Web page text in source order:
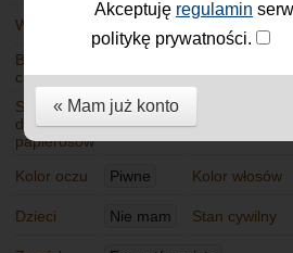
Wiek
Budowa
ciała
Stosunek
do
papierosów
Nie palę
alkoholu
Kolor oczu Piwne Kolor włosów
Dzieci Nie mam Stan cywilny
Akceptuję regulamin
politykę prywatności.
« Mam już konto